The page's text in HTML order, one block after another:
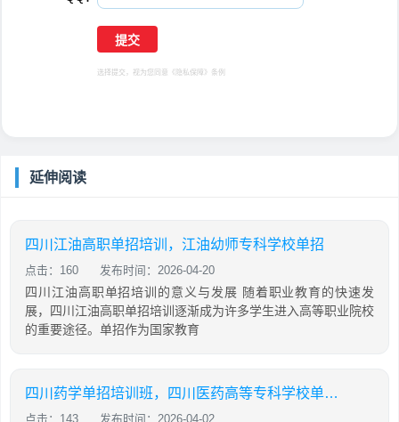
选择提交，视为您同意 《隐私保障》 条例
延伸阅读
四川江油高职单招培训，江油幼师专科学校单招
点击：160 发布时间：2026-04-20
四川江油高职单招培训的意义与发展 随着职业教育的快速发
展，四川江油高职单招培训逐渐成为许多学生进入高等职业院校
的重要途径。单招作为国家教育
四川药学单招培训班，四川医药高等专科学校单招题
点击：143 发布时间：2026-04-02